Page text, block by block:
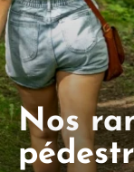
Nos